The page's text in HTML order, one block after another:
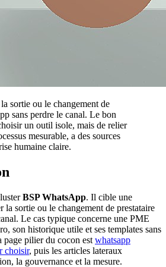
sortie ou le changement de
sans perdre le canal. Le bon
un outil isole, mais de relier
mesurable, a des sources
humaine claire.
BSP WhatsApp. Il cible une
la sortie ou le changement de prestataire
Le cas typique concerne une PME
son historique utile et ses templates sans
page pilier du cocon est whatsapp
choisir, puis les articles lateraux
la gouvernance et la mesure.